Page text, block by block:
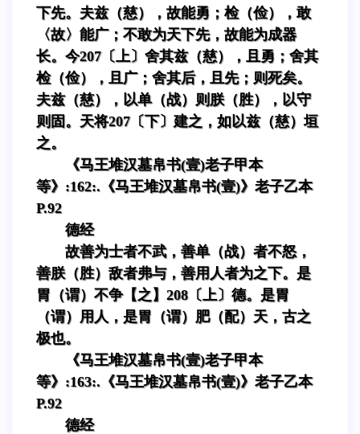
下先。夫兹（慈），故能勇；检（俭），敢
〈故〉能广；不敢为天下先，故能为成器
长。今207〔上〕舍其兹（慈），且勇；舍其
检（俭），且广；舍其后，且先；则死矣。
夫兹（慈），以单（战）则朕（胜），以守
则固。天将207〔下〕建之，如以兹（慈）垣
之。
《马王堆汉墓帛书(壹)老子甲本
等》:162:.《马王堆汉墓帛书(壹)》老子乙本
P.92
德经
故善为士者不武，善单（战）者不怒，
善朕（胜）敌者弗与，善用人者为之下。是
胃（谓）不争【之】208〔上〕德。是胃
（谓）用人，是胃（谓）肥（配）天，古之
极也。
《马王堆汉墓帛书(壹)老子甲本
等》:163:.《马王堆汉墓帛书(壹)》老子乙本
P.92
德经